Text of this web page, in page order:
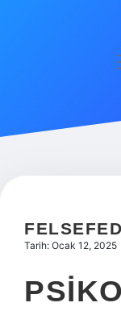
Hakkımızda
Tarih: Ocak 12, 2025